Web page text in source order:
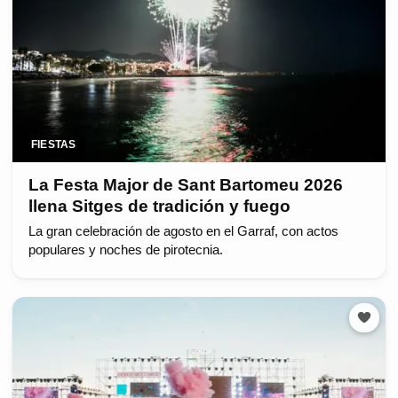
FIESTAS
La Festa Major de Sant Bartomeu 2026
llena Sitges de tradición y fuego
La gran celebración de agosto en el Garraf, con actos
populares y noches de pirotecnia.